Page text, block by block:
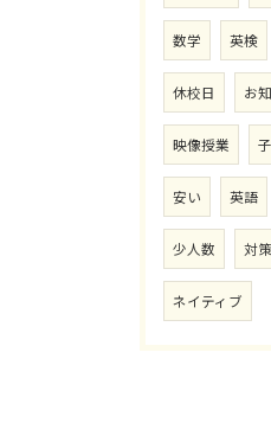
数学 英検
休校日 お
映像授業
安い 英語
少人数 対策
ネイティブ